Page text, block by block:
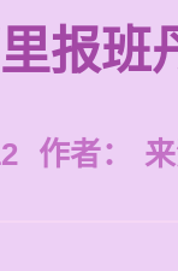
报班
作者： 来